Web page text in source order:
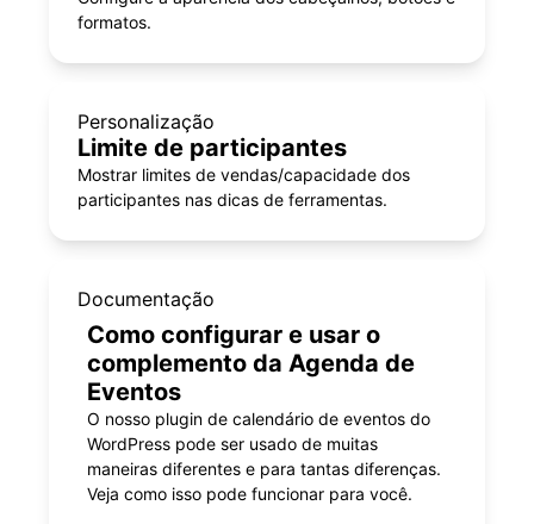
formatos.
Personalização
Limite de participantes
Mostrar limites de vendas/capacidade dos
participantes nas dicas de ferramentas.
Documentação
Como configurar e usar o
complemento da Agenda de
Eventos
O nosso plugin de calendário de eventos do
WordPress pode ser usado de muitas
maneiras diferentes e para tantas diferenças.
Veja como isso pode funcionar para você.